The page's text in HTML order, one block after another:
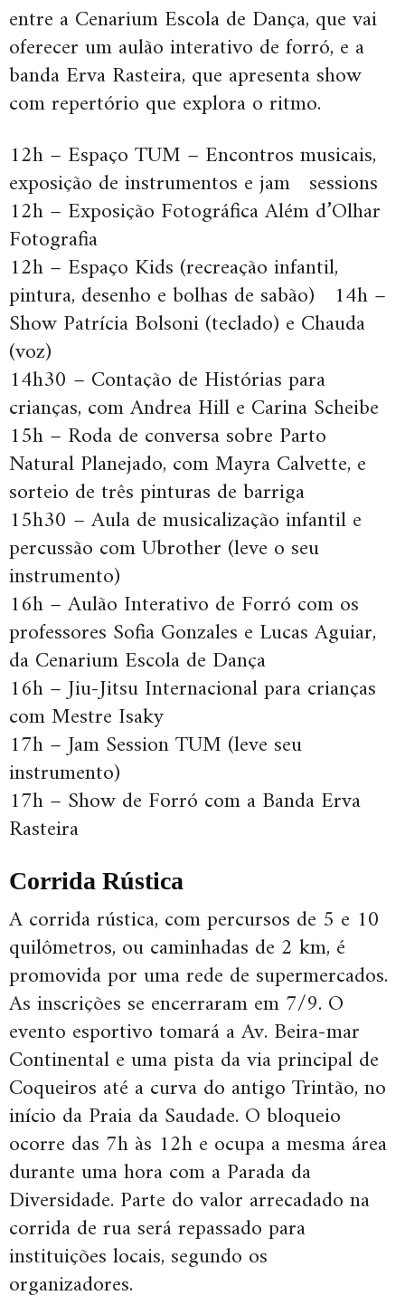
entre a Cenarium Escola de Dança, que vai
oferecer um aulão interativo de forró, e a
banda Erva Rasteira, que apresenta show
com repertório que explora o ritmo.
12h – Espaço TUM – Encontros musicais,
exposição de instrumentos e jam sessions
12h – Exposição Fotográfica Além d’Olhar
Fotografia
12h – Espaço Kids (recreação infantil,
pintura, desenho e bolhas de sabão) 14h –
Show Patrícia Bolsoni (teclado) e Chauda
(voz)
14h30 – Contação de Histórias para
crianças, com Andrea Hill e Carina Scheibe
15h – Roda de conversa sobre Parto
Natural Planejado, com Mayra Calvette, e
sorteio de três pinturas de barriga
15h30 – Aula de musicalização infantil e
percussão com Ubrother (leve o seu
instrumento)
16h – Aulão Interativo de Forró com os
professores Sofia Gonzales e Lucas Aguiar,
da Cenarium Escola de Dança
16h – Jiu-Jitsu Internacional para crianças
com Mestre Isaky
17h – Jam Session TUM (leve seu
instrumento)
17h – Show de Forró com a Banda Erva
Rasteira
Corrida Rústica
A corrida rústica, com percursos de 5 e 10
quilômetros, ou caminhadas de 2 km, é
promovida por uma rede de supermercados.
As inscrições se encerraram em 7/9. O
evento esportivo tomará a Av. Beira-mar
Continental e uma pista da via principal de
Coqueiros até a curva do antigo Trintão, no
início da Praia da Saudade. O bloqueio
ocorre das 7h às 12h e ocupa a mesma área
durante uma hora com a Parada da
Diversidade. Parte do valor arrecadado na
corrida de rua será repassado para
instituições locais, segundo os
organizadores.